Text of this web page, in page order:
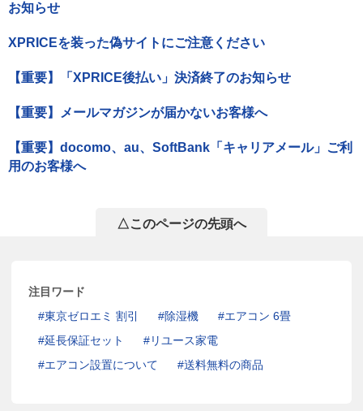
お知らせ
XPRICEを装った偽サイトにご注意ください
【重要】「XPRICE後払い」決済終了のお知らせ
【重要】メールマガジンが届かないお客様へ
【重要】docomo、au、SoftBank「キャリアメール」ご利
用のお客様へ
△このページの先頭へ
注目ワード
東京ゼロエミ 割引
除湿機
エアコン 6畳
延長保証セット
リユース家電
エアコン設置について
送料無料の商品